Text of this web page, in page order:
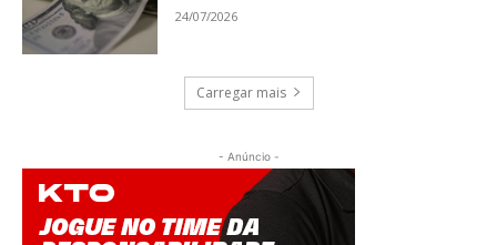
24/07/2026
Carregar mais
- Anúncio -